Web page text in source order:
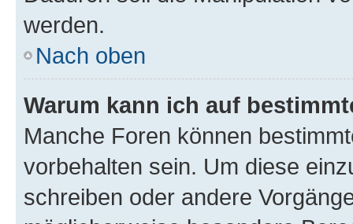
werden.
Nach oben
Warum kann ich auf
Manche Foren können
vorbehalten sein. Um diese
schreiben oder andere